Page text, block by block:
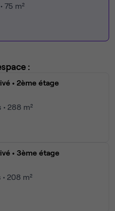
75 m²
:
• 2ème étage
288 m²
• 3ème étage
208 m²